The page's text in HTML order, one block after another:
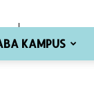
KAMPUS